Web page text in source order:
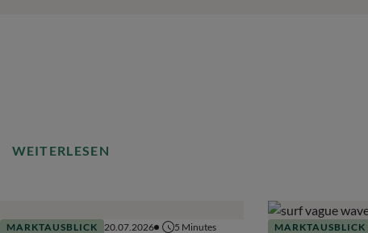
WEITERLESEN
MARKTAUSBLICK 20.07.2026 5 Minutes MARKTAUSBLICK